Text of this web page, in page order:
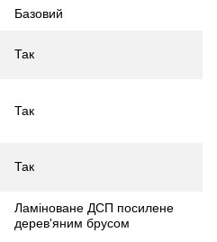
Базовий
Так
Так
Так
Ламіноване ДСП посилене
дерев'яним брусом